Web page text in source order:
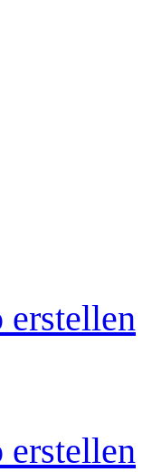
erstellen
erstellen